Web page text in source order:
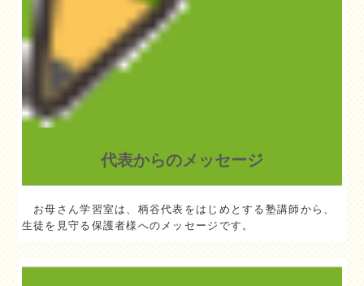
代表からのメッセージ
お母さん学習室は、柄谷代表をはじめとする塾講師から、
生徒を見守る保護者様へのメッセージです。